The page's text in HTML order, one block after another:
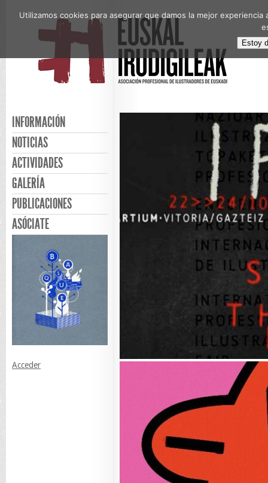
INFORMACIÓN
NOTICIAS
ACTIVIDADES
GALERÍA
PUBLICACIONES
ASÓCIATE
Acceder
Utilizamos cookies para asegurar que damos la mejor
Estoy